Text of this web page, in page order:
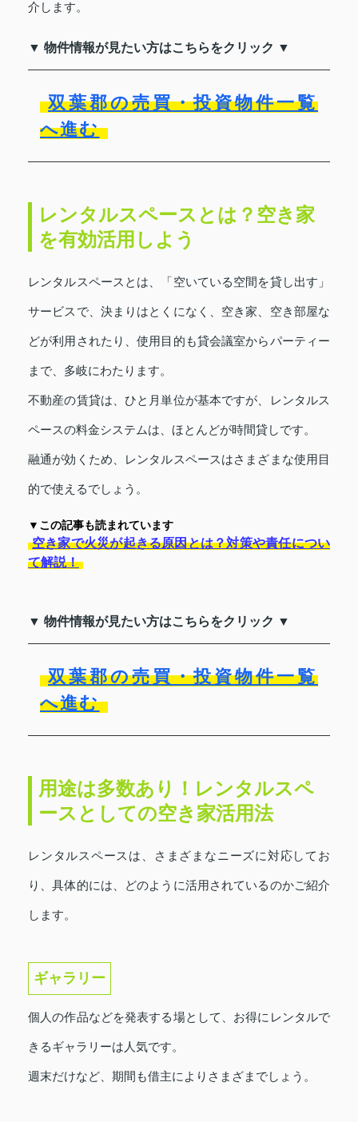
介します。
▼ 物件情報が見たい方はこちらをクリック ▼
双葉郡の売買・投資物件一覧
へ進む
レンタルスペースとは？空き家
を有効活用しよう
レンタルスペースとは、「空いている空間を貸し出す」
サービスで、決まりはとくになく、空き家、空き部屋な
どが利用されたり、使用目的も貸会議室からパーティー
まで、多岐にわたります。
不動産の賃貸は、ひと月単位が基本ですが、レンタルス
ペースの料金システムは、ほとんどが時間貸しです。
融通が効くため、レンタルスペースはさまざまな使用目
的で使えるでしょう。
▼この記事も読まれています
空き家で火災が起きる原因とは？対策や責任につい
て解説！
▼ 物件情報が見たい方はこちらをクリック ▼
双葉郡の売買・投資物件一覧
へ進む
用途は多数あり！レンタルスペ
ースとしての空き家活用法
レンタルスペースは、さまざまなニーズに対応してお
り、具体的には、どのように活用されているのかご紹介
します。
ギャラリー
個人の作品などを発表する場として、お得にレンタルで
きるギャラリーは人気です。
週末だけなど、期間も借主によりさまざまでしょう。